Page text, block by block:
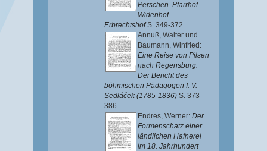
Perschen. Pfarrhof -
Widenhof -
ErbrechtshofS. 349-372.
Annuß, Walter und
Baumann, Winfried :
Eine Reise von Pilsen
nach Regensburg.
Der Bericht des
böhmischen Pädagogen I. V.
Sedláček (1785-1836) S. 373-
386.
Endres, Werner: Der
Formenschatz einer
ländlichen Hafnerei
im 18. Jahrhundert